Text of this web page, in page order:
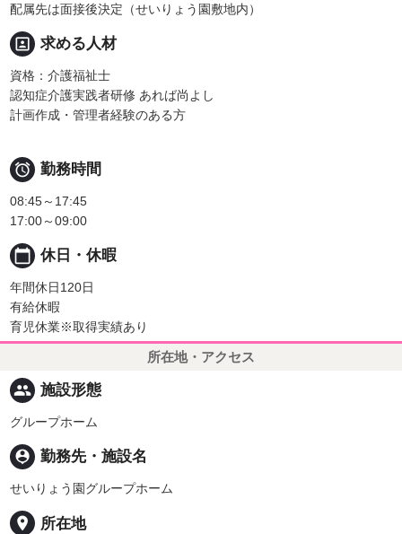
配属先は面接後決定（せいりょう園敷地内）
portrait 求める人材
資格：介護福祉士
認知症介護実践者研修 あれば尚よし
計画作成・管理者経験のある方
 勤務時間
08:45～17:45
17:00～09:00
calendar_today 休日・休暇
年間休日120日
有給休暇
育児休業※取得実績あり
所在地・アクセス
people 施設形態
グループホーム
person_pin 勤務先・施設名
せいりょう園グループホーム
place 所在地